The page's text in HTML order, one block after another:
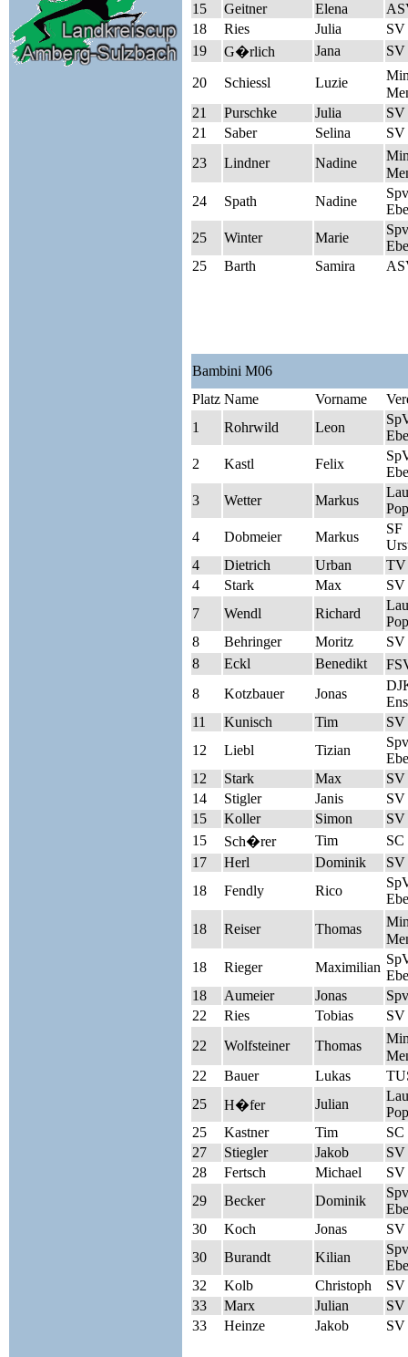
15
Geitner Elena
18
Ries Julia
SV
19
G�rlich Jana SV
20 Schiessl Luzie
21
Purschke Julia
SV
21
Saber Selina
SV
23
Lindner Nadine
24
Spath Nadine
25
Winter Marie
25
Barth Samira
Bambini M06
Platz Name Vorname
1
Rohrwild Leon
2
Kastl Felix
3
Wetter Markus
4
Dobmeier Markus
SF
4
Dietrich Urban
TV
4
Stark Max
SV
7
Wendl Richard
8
Behringer Moritz
SV
8
Eckl Benedikt
8
Kotzbauer Jonas
11
Kunisch Tim
SV
12
Liebl Tizian
12
Stark Max
SV
14
Stigler Janis
SV
15
Koller Simon
SV
15
Sch�rer Tim
SC
17
Herl Dominik
SV
18
Fendly Rico
18
Reiser Thomas
18
Rieger Maximilian
18
Aumeier Jonas
22
Ries Tobias
SV
22
Wolfsteiner Thomas
22
Bauer Lukas
25
H�fer Julian
25
Kastner Tim
SC
27
Stiegler Jakob
SV
28
Fertsch Michael
SV
29
Becker Dominik
30
Koch Jonas
SV
30
Burandt Kilian
32
Kolb Christoph
SV
33
Marx Julian
SV
33
Heinze Jakob SV